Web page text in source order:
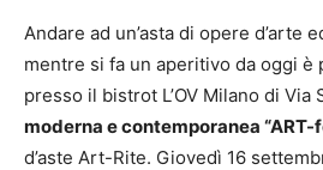
Andare ad un’asta di opere d’arte
mentre si fa un aperitivo da oggi è
presso il bistrot L’OV Milano di Via
moderna e contemporanea “ART-
d’aste Art-Rite. Giovedì 16